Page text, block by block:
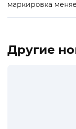
маркировка
Другие